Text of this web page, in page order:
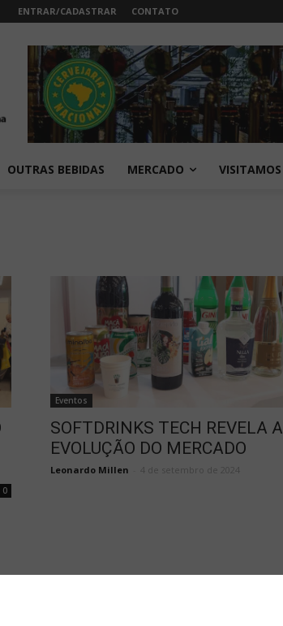
ENTRAR/CADASTRAR CONTATO
OUTRAS BEBIDAS MERCADO VISITAMOS
0
Eventos
SOFTDRINKS TECH REVELA A
EVOLUÇÃO DO MERCADO
Leonardo Millen 4 de setembro de 2024